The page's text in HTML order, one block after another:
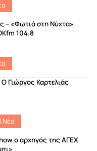
– «Φωτιά στη Νύχτα»
104.8
Γιώργος Καρτελιάς
| Νέα
ο αρχηγός της ΑΓΕΧ